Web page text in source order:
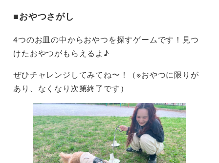
■おやつさがし
4つのお皿の中からおやつを探すゲームです！見つ
けたおやつがもらえるよ♪
ぜひチャレンジしてみてね〜！（※おやつに限りが
あり、なくなり次第終了です）